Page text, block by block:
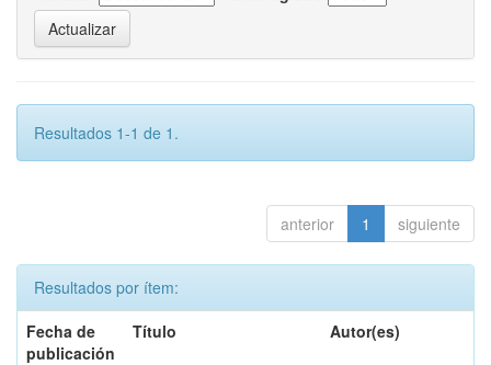
Resultados 1-1 de 1.
anterior 1 siguiente
Resultados por ítem:
Fecha de
publicación
Título Autor(es)